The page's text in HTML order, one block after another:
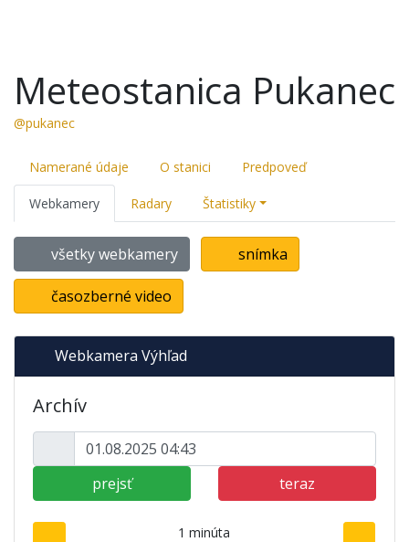
Meteostanica Pukanec
@pukanec
Namerané údaje O stanici Predpoveď
Webkamery Radary Štatistiky
všetky webkamery snímka
časozberné video
Webkamera Výhľad
Archív
prejsť teraz
1 minúta